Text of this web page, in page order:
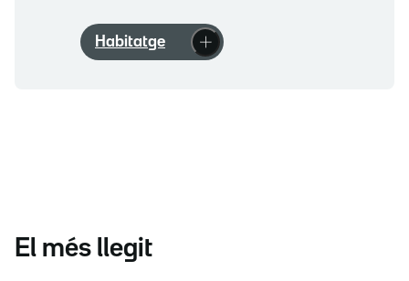
Habitatge
El més llegit